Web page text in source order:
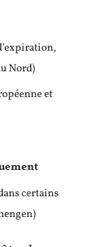
Nord)
et
certains